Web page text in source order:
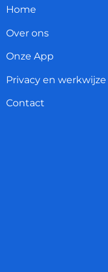
Home
Over ons
Onze App
Privacy en werkwijze
Contact